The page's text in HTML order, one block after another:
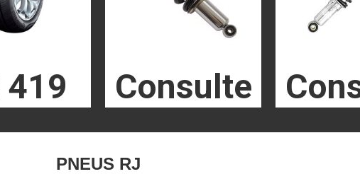
419 Consulte
PNEUS RJ